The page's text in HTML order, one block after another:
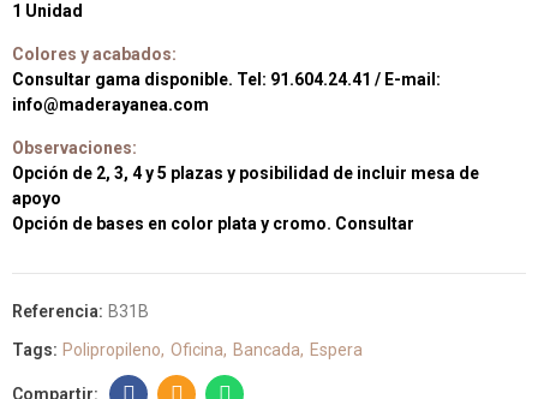
1 Unidad
Colores y acabados:
Consultar gama disponible. Tel: 91.604.24.41 / E-mail:
info@maderayanea.com
Observaciones:
Opción de 2, 3, 4 y 5 plazas y posibilidad de incluir mesa de
apoyo
Opción de bases en color plata y cromo. Consultar
Referencia: B31B
Tags: Polipropileno Oficina Bancada Espera